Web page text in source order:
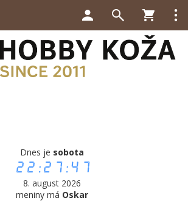
Dnes je sobota
22:27:47
8. august 2026
meniny má Oskar